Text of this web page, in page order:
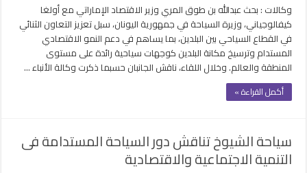
وكالات : بحث عبدالله بن طوق المري وزير الاقتصاد الإماراتي مع أولغا
كيفالوجياني، وزيرة السياحة في جمهورية اليونان، سبل تعزيز التعاون الثنائي
في القطاع السياحي بين البلدين، بما يساهم في دعم النمو الاقتصادي
المستدام وترسيخ مكانة البلدين كوجهات سياحية رائدة على مستوى
المنطقة والعالم. وخلال اللقاء، ناقش الجانبان حسبما ذكرت وكالة الأنباء …
أكمل القراءة »
سياحة الشيوخ تناقش دور السياحة المستدامة فى
التنمية الاجتماعية والاقتصادية